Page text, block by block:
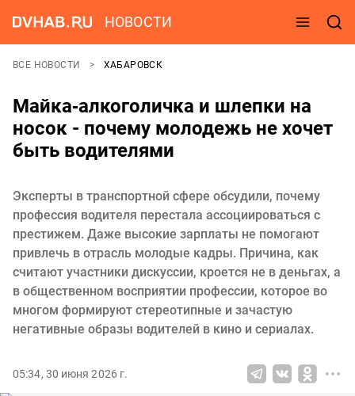
НОВОСТИ
ВСЕ НОВОСТИ ХАБАРОВСК
Майка‑алкоголичка и шлепки на
носок - почему молодежь не хочет
быть водителями
Эксперты в транспортной сфере обсудили, почему
профессия водителя перестала ассоциироваться с
престижем. Даже высокие зарплаты не помогают
привлечь в отрасль молодые кадры. Причина, как
считают участники дискуссии, кроется не в деньгах, а
в общественном восприятии профессии, которое во
многом формируют стереотипные и зачастую
негативные образы водителей в кино и сериалах.
05:34, 30 июня 2026 г.